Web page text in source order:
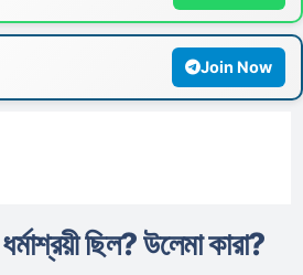
Join Now
ছিল? উলেমা কারা?